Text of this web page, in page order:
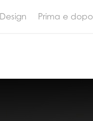
Design Prima e dopo